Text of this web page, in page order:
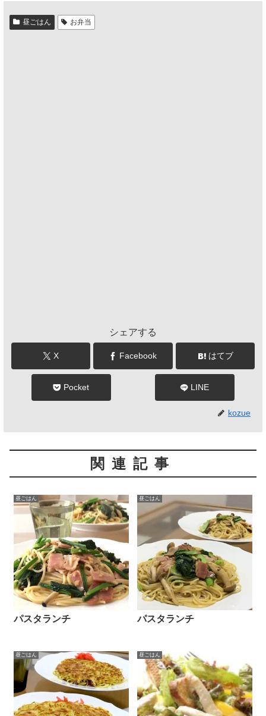
昼ごはん お弁当
シェアする
X Facebook はてブ
Pocket LINE
kozue
関連記事
昼ごはん
パスタランチ
昼ごはん
パスタランチ
昼ごはん 昼ごはん